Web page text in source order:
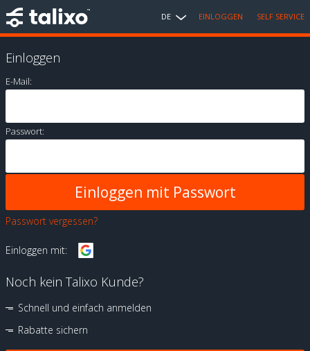
DE EINLOGGEN SELF SERVICE
Einloggen
E-Mail:
Passwort:
Passwort vergessen?
Einloggen mit:
Noch kein Talixo Kunde?
Schnell und einfach anmelden
Rabatte sichern